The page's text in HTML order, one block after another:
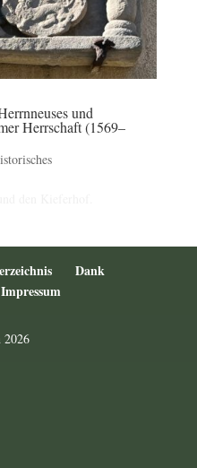
und
Herrschaft (1569–
Dank
Impressum
2026